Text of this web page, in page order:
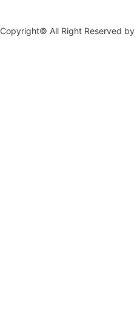
Copyright© All Right Reserved by